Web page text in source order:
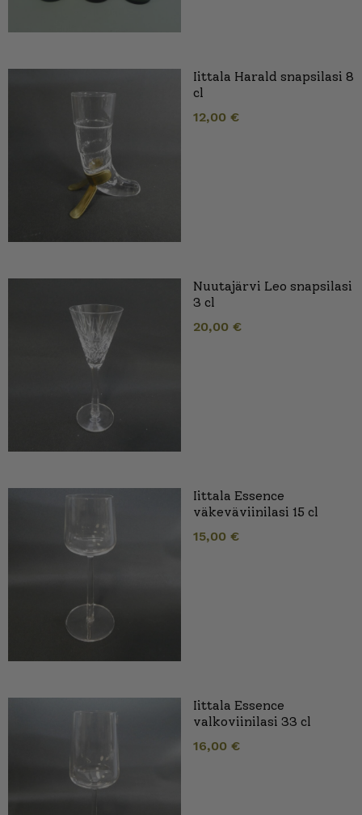
Iittala Harald snapsilasi 8
cl
12,00 €
Nuutajärvi Leo snapsilasi
3 cl
20,00 €
Iittala Essence
väkeväviinilasi 15 cl
15,00 €
Iittala Essence
valkoviinilasi 33 cl
16,00 €